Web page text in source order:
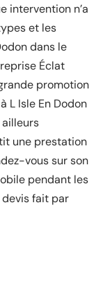
intervention n’a
et les
dans le
Éclat
promotion
L Isle En Dodon
une prestation
vous sur son
pendant les
fait par